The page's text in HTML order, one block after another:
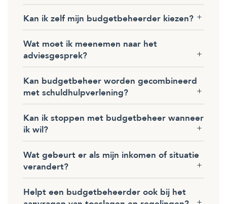
Kan ik zelf mijn budgetbeheerder kiezen?
Wat moet ik meenemen naar het
adviesgesprek?
Kan budgetbeheer worden gecombineerd
met schuldhulpverlening?
Kan ik stoppen met budgetbeheer wanneer
ik wil?
Wat gebeurt er als mijn inkomen of situatie
verandert?
Helpt een budgetbeheerder ook bij het